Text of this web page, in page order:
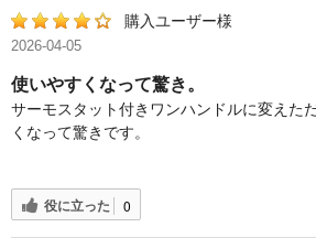
購入ユーザー様
2026-04-05
使いやすくなって驚き。
サーモスタット付きワンハンドルに変えた
くなって驚きです。
役に立った 0